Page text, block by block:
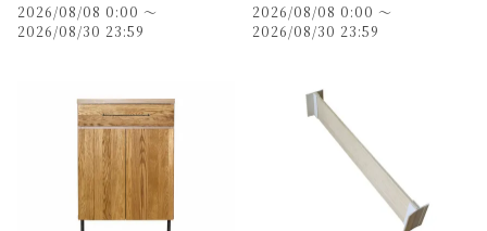
2026/08/08 0:00 〜
2026/08/30 23:59
2026/08/08 0:00 〜
2026/08/30 23:59